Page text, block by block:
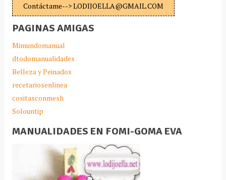
Contáctame--> LODIJOELLA@GMAIL.COM
PAGINAS AMIGAS
Mimundomanual
dtodomanualidades
Belleza y Peinados
recetariosenlinea
cositasconmesh
Solountip
MANUALIDADES EN FOMI-GOMA EVA